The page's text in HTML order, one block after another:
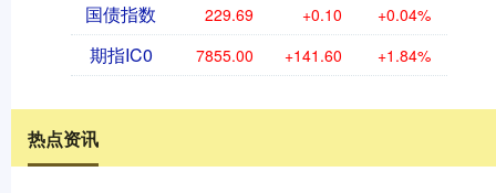
国债指数 229.69 +0.10 +0.04%
期指IC0 7855.00 +141.60 +1.84%
热点资讯